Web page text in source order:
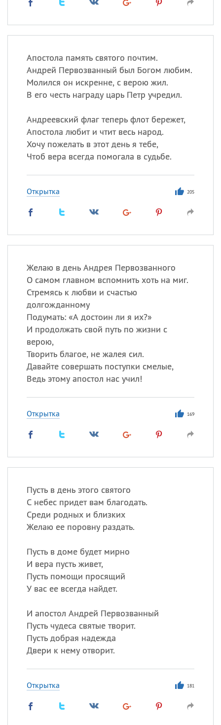
Апостола память святого почтим.
Андрей Первозванный был Богом любим.
Молился он искренне, с верою жил.
В его честь награду царь Петр учредил.
Андреевский флаг теперь флот бережет,
Апостола любит и чтит весь народ.
Хочу пожелать в этот день я тебе,
Чтоб вера всегда помогала в судьбе.
Открытка 205
Желаю в день Андрея Первозванного
О самом главном вспомнить хоть на миг.
Стремясь к любви и счастью
долгожданному
Подумать: «А достоин ли я их?»
И продолжать свой путь по жизни с
верою,
Творить благое, не жалея сил.
Давайте совершать поступки смелые,
Ведь этому апостол нас учил!
Открытка 169
Пусть в день этого святого
С небес придет вам благодать.
Среди родных и близких
Желаю ее поровну раздать.
Пусть в доме будет мирно
И вера пусть живет,
Пусть помощи просящий
У вас ее всегда найдет.
И апостол Андрей Первозванный
Пусть чудеса святые творит.
Пусть добрая надежда
Двери к нему отворит.
Открытка 181